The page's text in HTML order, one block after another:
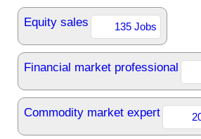
Equity sales 135 Jobs
Financial market professional
Commodity market expert